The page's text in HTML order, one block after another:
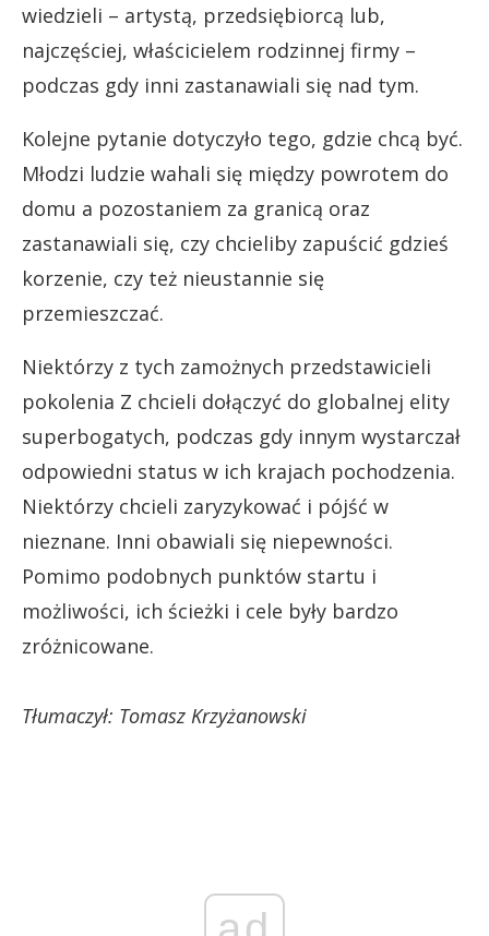
wiedzieli – artystą, przedsiębiorcą lub,
najczęściej, właścicielem rodzinnej firmy –
podczas gdy inni zastanawiali się nad tym.
Kolejne pytanie dotyczyło tego, gdzie chcą być.
Młodzi ludzie wahali się między powrotem do
domu a pozostaniem za granicą oraz
zastanawiali się, czy chcieliby zapuścić gdzieś
korzenie, czy też nieustannie się
przemieszczać.
Niektórzy z tych zamożnych przedstawicieli
pokolenia Z chcieli dołączyć do globalnej elity
superbogatych, podczas gdy innym wystarczał
odpowiedni status w ich krajach pochodzenia.
Niektórzy chcieli zaryzykować i pójść w
nieznane. Inni obawiali się niepewności.
Pomimo podobnych punktów startu i
możliwości, ich ścieżki i cele były bardzo
zróżnicowane.
Tłumaczył: Tomasz Krzyżanowski